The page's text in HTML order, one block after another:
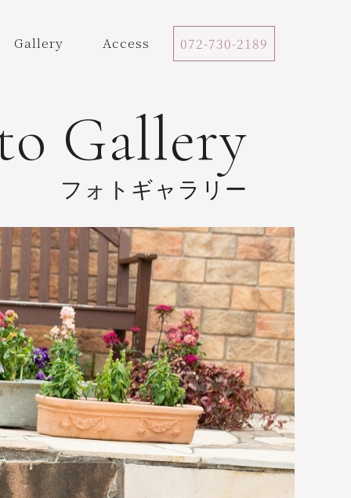
Gallery Access 072-730-2189
Gallery
フォトギャラリー